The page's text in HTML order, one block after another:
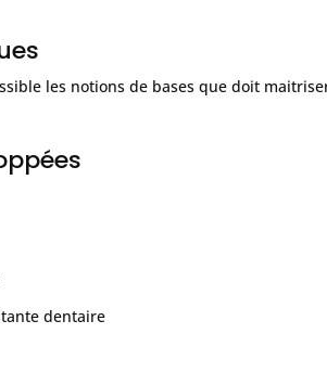
les notions de bases que doit
dentaire